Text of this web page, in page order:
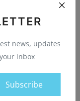
news, updates
inbox
Subscribe